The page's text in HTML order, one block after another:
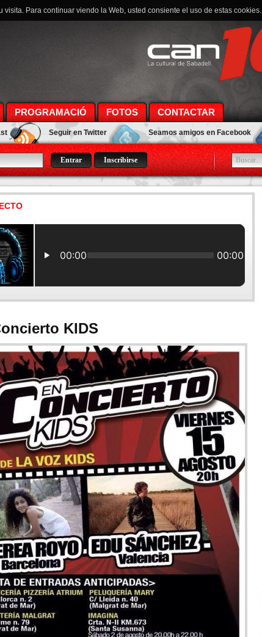
PROGRAMACIÓ FOTOS CONTACTAR
Seguir en Twitter Seamos amigos en Facebook
Inscribirse
KIDS
Para continuar viendo la Web, usted consiente el uso de estas cookies.